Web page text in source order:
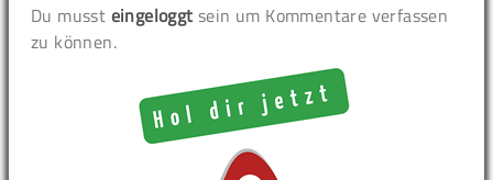
Du musst eingeloggt sein um Kommentare verfassen
zu können.